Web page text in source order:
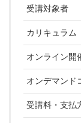
受講対象者
カリキュラム
オンライン開
オンデマンド
受講料・支払